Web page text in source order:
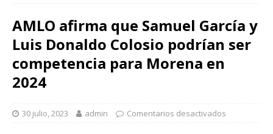
AMLO afirma que Samuel García y
Luis Donaldo Colosio podrían ser
competencia para Morena en
2024
30 julio, 2023 admin Comentarios desactivados